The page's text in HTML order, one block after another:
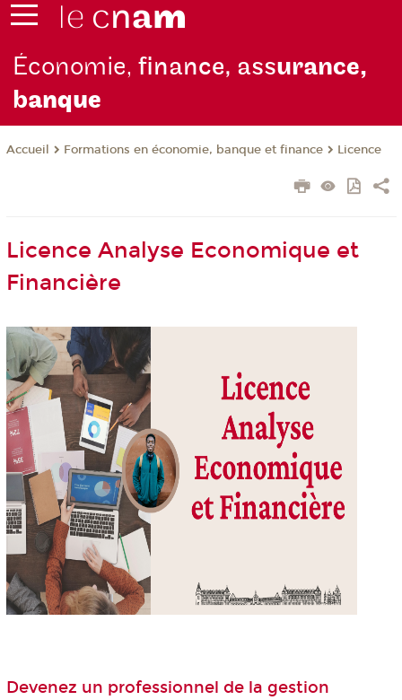
Économie,finance, assurance,
banque
Accueil Formations en économie, banque et finance Licence
Licence Analyse Economique et
Financière
Devenez un professionnel de la gestion